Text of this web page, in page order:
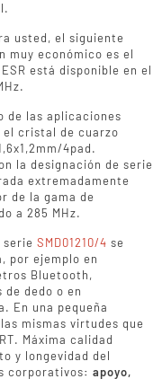
usted, el siguiente
muy económico es el
está disponible en el
de las aplicaciones
el cristal de cuarzo
4pad.
la designación de serie
extremadamente
de la gama de
a 285 MHz.
SMD01210/4 se
por ejemplo en
Bluetooth,
dedo o en
En una pequeña
mismas virtudes que
Máxima calidad
y longevidad del
corporativos: apoyo,